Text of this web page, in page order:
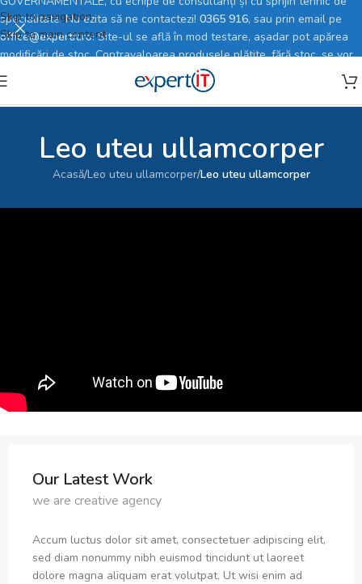
Skip to navigation
Skip to main content
specialitate. Nu ezita să ne contactezi! 0365 916, sau prin email pe
office@expertit.ro! Site-ul se află în mod testare, așadar pot apărea
modificări de stoc. Contravaloarea produsele plătite, fără stoc, se vor
rambursa în totalitate.
Leo uteu ullamcorper
Acasă/Leo uteu ullamcorper/Leo uteu ullamcorper
Our Latest Work
we are creative agency
Accum luctus dolor sit amet, consectetuer adipiscing elit,
sed diam nonummy nibh euismod tincidunt ut laoreet
dolore magna aliquam erat volutpat. Ut wisi enim ad